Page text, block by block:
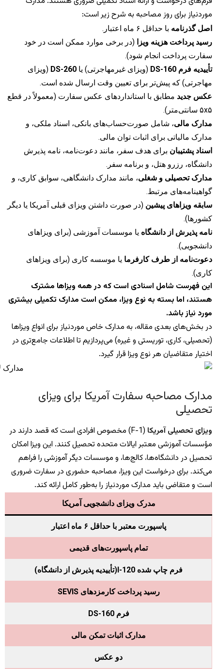
موردنیاز برای روز مصاحبه به شرح زیر است:
اصل گذرنامه با حداقل ۶ ماه اعتبار.
رسید پرداخت هزینه ویزا
(در برخی موارد ممکن است در خود
سفارت پرداخت انجام شود).
تأییدیه فرم DS-160
(ویزای غیرمهاجرتی) یا DS-260 (ویزای
مهاجرتی) که پیش‌تر برای تعیین وقت ارسال شده است.
عکس جدید مطابق با استانداردهای عکس سفارت (معمولاً در قطع
۵x۵ سانتی‌متر).
مدارک مالی، شامل صورت‌حساب‌های بانکی، اسناد ملکی، و
مدارک مالیاتی برای اثبات توان مالی.
اسناد پشتیبان برای هدف سفر، مانند دعوت‌نامه، نامه پذیرش
دانشگاه، رزرو هتل، و برنامه سفر.
مدارک تحصیلی و شغلی، مانند مدارک دانشگاهی، سوابق کاری، و
گواهینامه‌های مرتبط.
سابقه ویزاهای پیشین (در صورت داشتن ویزای قبلی آمریکا یا دیگر
کشورها).
نامه پذیرش از دانشگاه یا موسسات آموزشی (برای ویزاهای
دانشجویی).
دعوت‌نامه از طرف کارفرما یا موسسه کاری (برای ویزاهای
کاری).
این فهرست شامل اسنادی است که در همه ویزاها مشترک
هستند، اما بسته به نوع ویزا، ممکن است مدارک تکمیلی بیشتری
مورد نیاز باشد.
در بخش‌های بعدی مقاله، به مدارک خاص موردنیاز برای انواع ویزاها
(تحصیلی، کاری، توریستی و غیره) می‌پردازیم تا اطلاعات جامع‌تری در
اختیار متقاضیان هر نوع ویزا قرار گیرد.
مدارک مصاحبه سفارت آمریکا برای ویزای
تحصیلی
ویزای تحصیلی آمریکا
(F-1) مخصوص افرادی است که قصد دارند در
مؤسسات آموزشی معتبر ایالات متحده تحصیل کنند. این ویزا امکان
تحصیل در دانشگاه‌ها، کالج‌ها، و موسسات دیگر آموزشی را فراهم
می‌کند. برای درخواست این ویزا، مصاحبه حضوری در سفارت ضروری
است و متقاضی باید مدارک موردنیاز را به‌طور کامل ارائه کند.
مدرک ویزای دانشجویی آمریکا
پاسپورت معتبر با حداقل ۶ ماه اعتبار
تمام پاسپورت‌های قدیمی
فرم چاپ شده I-120(تأییدیه پذیرش از دانشگاه)
رسید پرداخت کارمزدهای SEVIS
فرم DS-160
مدارک اثبات تمکن مالی
دو عکس